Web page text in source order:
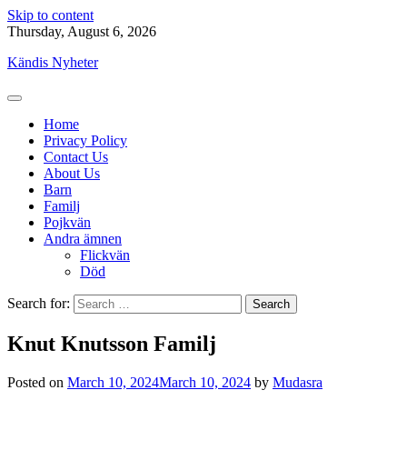
Skip to content
Thursday, August 6, 2026
Kändis Nyheter
Home
Privacy Policy
Contact Us
About Us
Barn
Familj
Pojkvän
Andra ämnen
Flickvän
Död
Search for:
Knut Knutsson Familj
Posted on March 10, 2024March 10, 2024 by Mudasra